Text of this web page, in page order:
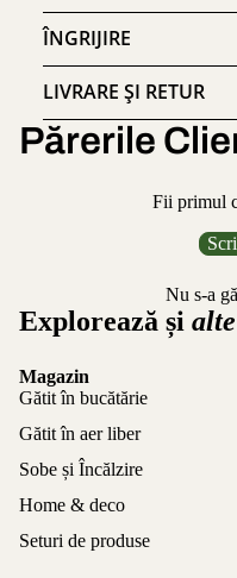
ÎNGRIJIRE
LIVRARE ȘI RETUR
Părerile
Fii primul
Nu s-a
Explorează și
Magazin
Gătit în bucătărie
Gătit în aer liber
Sobe și Încălzire
Home & deco
Seturi de produse